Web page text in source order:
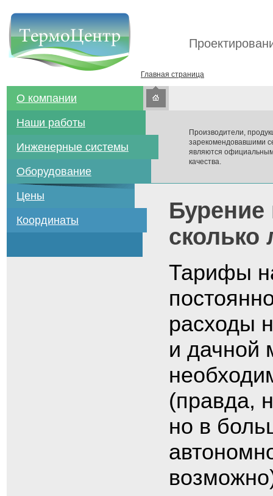
Главная страница
О компании
Наши работы
Инженерные системы
Оборудование
Цены
Координаты
Производители,
зарекомендовавшими
являются
качества.
Бурение
сколько
Тарифы
расходы
и дачной
(правда,
но в